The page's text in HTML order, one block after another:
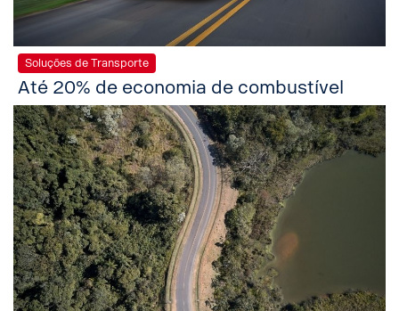
Soluções de Transporte
Até 20% de economia de combustível